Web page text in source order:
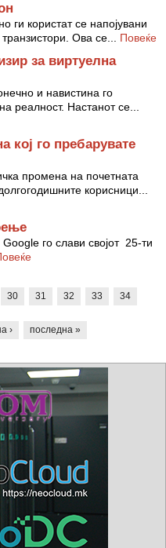
ги користат се напојувани
Ова се... Повеќе
за виртуелна
и навистина го
реалност. Настанот се...
кој го пребарувате
промена на почетната
корисници...
го слави својот 25-ти
30 31 32 33 34
› последна »